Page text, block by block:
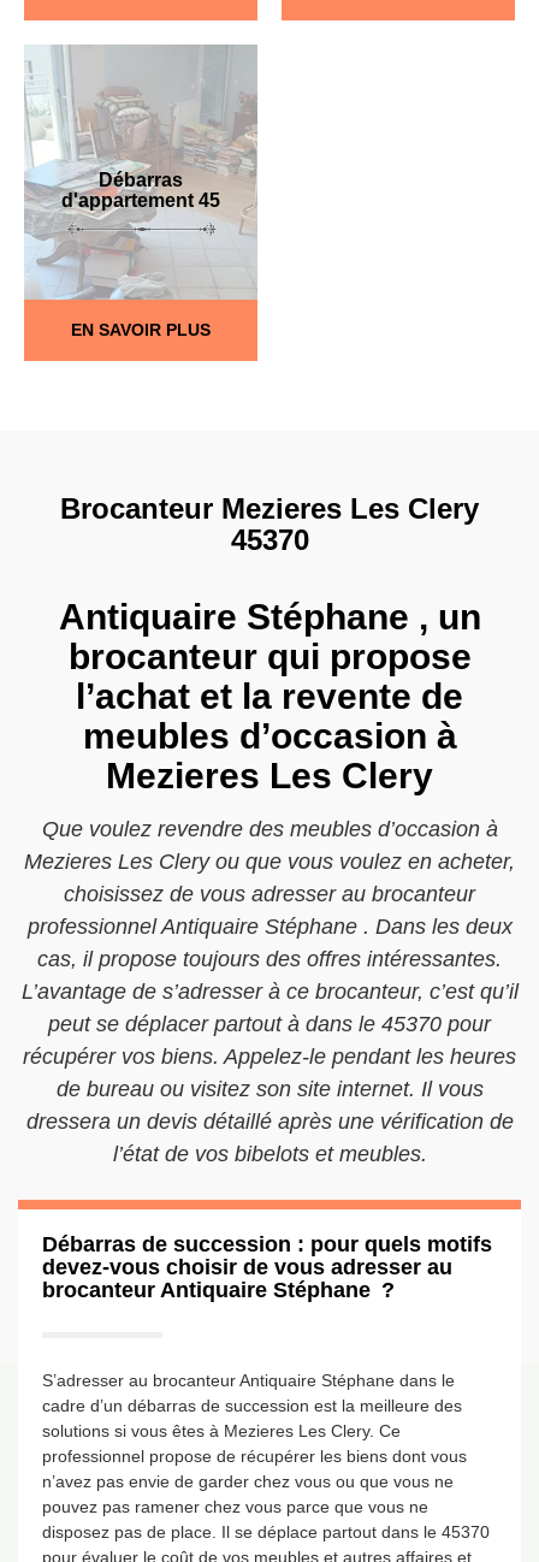
Débarras
d'appartement 45
EN SAVOIR PLUS
Brocanteur Mezieres Les Clery
45370
Antiquaire Stéphane , un
brocanteur qui propose
l’achat et la revente de
meubles d’occasion à
Mezieres Les Clery
Que voulez revendre des meubles d’occasion à
Mezieres Les Clery ou que vous voulez en acheter,
choisissez de vous adresser au brocanteur
professionnel Antiquaire Stéphane . Dans les deux
cas, il propose toujours des offres intéressantes.
L’avantage de s’adresser à ce brocanteur, c’est qu’il
peut se déplacer partout à dans le 45370 pour
récupérer vos biens. Appelez-le pendant les heures
de bureau ou visitez son site internet. Il vous
dressera un devis détaillé après une vérification de
l’état de vos bibelots et meubles.
Débarras de succession : pour quels motifs
devez-vous choisir de vous adresser au
brocanteur Antiquaire Stéphane ?
S’adresser au brocanteur Antiquaire Stéphane dans le
cadre d’un débarras de succession est la meilleure des
solutions si vous êtes à Mezieres Les Clery. Ce
professionnel propose de récupérer les biens dont vous
n’avez pas envie de garder chez vous ou que vous ne
pouvez pas ramener chez vous parce que vous ne
disposez pas de place. Il se déplace partout dans le 45370
pour évaluer le coût de vos meubles et autres affaires et